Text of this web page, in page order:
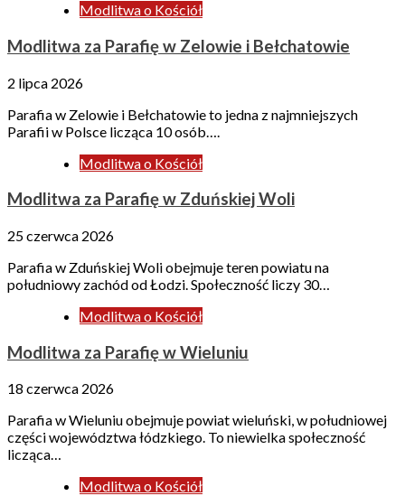
Modlitwa o Kościół
Modlitwa za Parafię w Zelowie i Bełchatowie
2 lipca 2026
Parafia w Zelowie i Bełchatowie to jedna z najmniejszych
Parafii w Polsce licząca 10 osób….
Modlitwa o Kościół
Modlitwa za Parafię w Zduńskiej Woli
25 czerwca 2026
Parafia w Zduńskiej Woli obejmuje teren powiatu na
południowy zachód od Łodzi. Społeczność liczy 30…
Modlitwa o Kościół
Modlitwa za Parafię w Wieluniu
18 czerwca 2026
Parafia w Wieluniu obejmuje powiat wieluński, w południowej
części województwa łódzkiego. To niewielka społeczność
licząca…
Modlitwa o Kościół